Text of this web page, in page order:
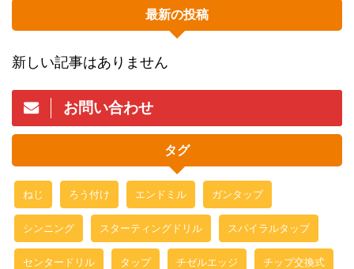
最新の投稿
新しい記事はありません
お問い合わせ
タグ
ねじ ろう付け エンドミル ガンタップ
シンニング スターティングドリル スパイラルタップ
センタードリル タップ チゼルエッジ チップ交換式